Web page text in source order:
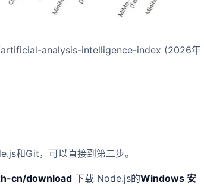
analysis-intelligence-index (2026年
和Git，可以直接到第二步。
cn/download 下载 Node.js的Windows 安